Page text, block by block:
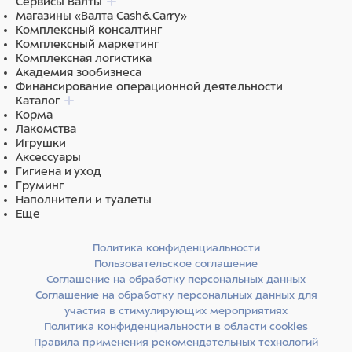
растительное масло, крахмал, соль, желирующий
агент, аминокислоты, витамин Е, натуральный
краситель. Крем-лакомство для кошек и котят с 4
месяцев с тунцом «КАЦУО». СОСТАВ: тунец Кацуо
(25%), экстракт тунца (1,5%), гидролизат белка рыбы
(треска) (0,5%), олигосахариды, масло растительное,
крахмал, соль, желирующий агент, аминокислоты,
витамин Е, натуральный краситель, бета-каротин.
Магазины «Валта Cash&Carry»
Комплексный консалтинг
Комплексный маркетинг
Комплексная логистика
Академия зообизнеса
Финансирование операционной деятельности
Каталог
Корма
Лакомства
Игрушки
Аксессуары
Гигиена и уход
Груминг
Наполнители и туалеты
Еще
Политика конфиденциальности
Пользовательское соглашение
Соглашение на обработку персональных данных
Соглашение на обработку персональных данных для
участия в стимулирующих мероприятиях
Политика конфиденциальности в области cookies
Правила применения рекомендательных технологий